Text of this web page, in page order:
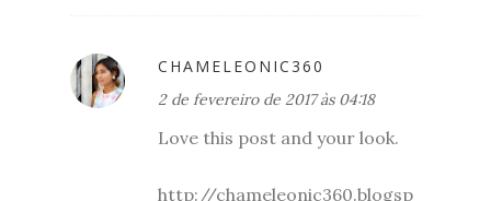
CHAMELEONIC360
2 de fevereiro de 2017 às 04:18
Love this post and your look.
http://chameleonic360.blogsp